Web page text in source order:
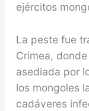
ejércitos
La peste fue
Crimea,
asediada por
los mongoles
cadáveres